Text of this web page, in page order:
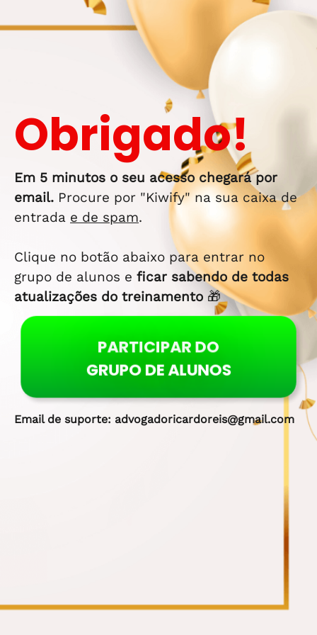
Obrigado!
Em 5 minutos o seu acesso chegará por
email. Procure por "Kiwify" na sua caixa de
entrada e de spam.
Clique no botão abaixo para entrar no
grupo de alunos e ficar sabendo de todas
atualizações do treinamento 🎁
PARTICIPAR DO
GRUPO DE ALUNOS
Email de suporte: advogadoricardoreis@gmail.com